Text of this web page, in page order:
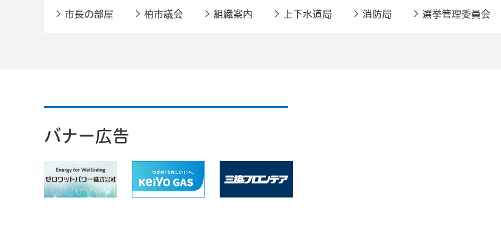
市長の部屋 柏市議会 組織案内 上下水道局 消防局 選挙管理委員会
バナー広告